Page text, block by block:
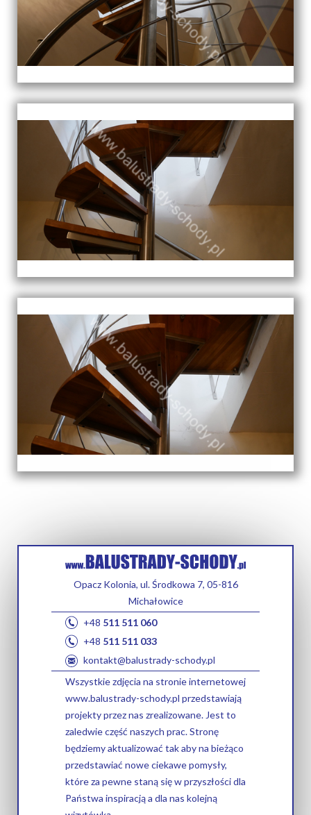
Opacz Kolonia, ul. Środkowa 7, 05-816
Michałowice
+48 511 511 060
+48 511 511 033
kontakt@balustrady-schody.pl
Wszystkie zdjęcia na stronie internetowej
www.balustrady-schody.pl przedstawiają
projekty przez nas zrealizowane. Jest to
zaledwie część naszych prac. Stronę
będziemy aktualizować tak aby na bieżąco
przedstawiać nowe ciekawe pomysły,
które za pewne staną się w przyszłości dla
Państwa inspiracją a dla nas kolejną